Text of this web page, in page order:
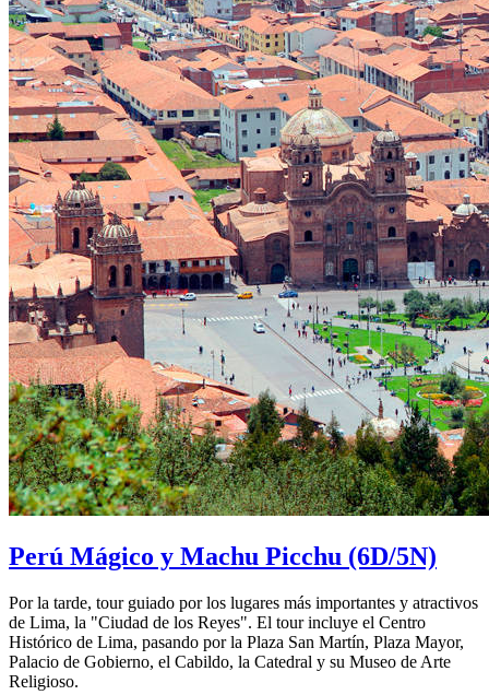
Perú Mágico y Machu Picchu (6D/5N)
Por la tarde, tour guiado por los lugares más importantes y atractivos
de Lima, la "Ciudad de los Reyes". El tour incluye el Centro
Histórico de Lima, pasando por la Plaza San Martín, Plaza Mayor,
Palacio de Gobierno, el Cabildo, la Catedral y su Museo de Arte
Religioso.